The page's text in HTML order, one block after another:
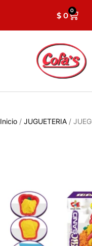
$0 0
Inicio / JUGUETERIA /